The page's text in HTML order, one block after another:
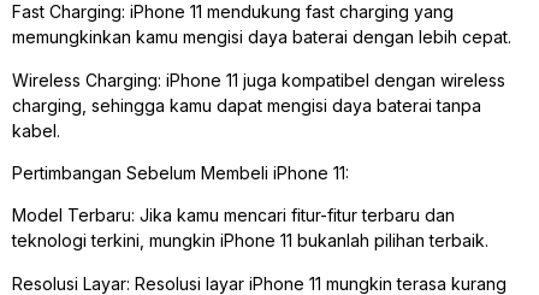
Fast Charging: iPhone 11 mendukung fast charging yang
memungkinkan kamu mengisi daya baterai dengan lebih cepat.
Wireless Charging: iPhone 11 juga kompatibel dengan wireless
charging, sehingga kamu dapat mengisi daya baterai tanpa
kabel.
Pertimbangan Sebelum Membeli iPhone 11:
Model Terbaru: Jika kamu mencari fitur-fitur terbaru dan
teknologi terkini, mungkin iPhone 11 bukanlah pilihan terbaik.
Resolusi Layar: Resolusi layar iPhone 11 mungkin terasa kurang